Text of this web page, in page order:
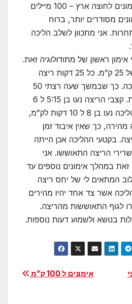
ודואב. במסגרת האימונים לחוצה ארץ – 100 מיילים
מסודרים יותר, ברוח
אני מתכוון לשלב הליכה
ראשון של מתודולוגיה זאת.
יצאתי לריצת שטח של 25 ק”מ. כל 25 דקות ריצה
עברתי ל 5 דקות הליכה. כך שבמשך שעה רצתי 50
דקות והלכתי 10 דקות. קצבי הריצה נעו בן 5:15 ל 6
דקות לק”מ וקצבי ההליכה נעו בן 8 ל 10 דקות לק”מ,
מהירה, כך שאין איבוד זמן
בקטעי ההליכה אכן הייתה
הריצה התאוששו. אני
במהלך אימונים נוספים עד
המתאים לי של יחס ריצה
אשר צד אחד יהיו מהירים
לגוף התאוששות מהריצה.
בנושא ולשמוע דעות נוספות.
אימונים ל 100 ק”מ